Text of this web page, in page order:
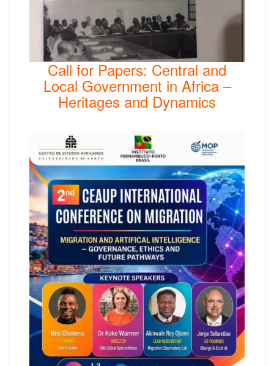
Call for Papers: Central and
Local Government in Africa –
Heritages and Dynamics